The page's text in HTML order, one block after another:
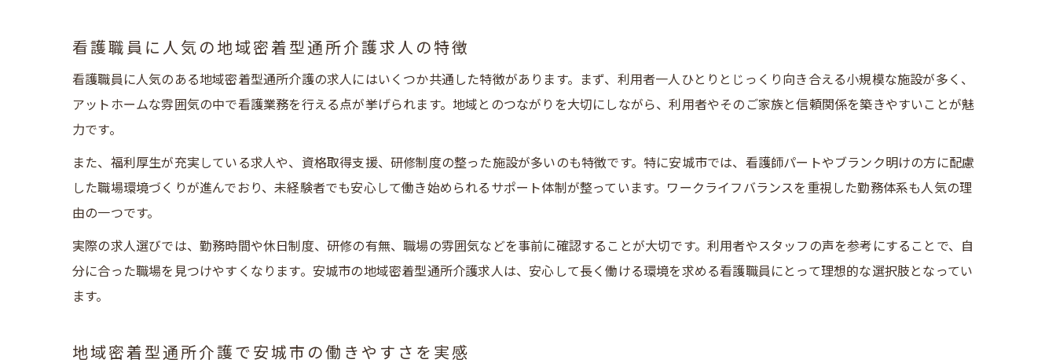
看護職員が安城市で理想の職場を見つける秘訣
地域密着型通所介護で理想の看護職員求人を探す
安城市で求人選びに失敗しない看護職員のポイント
安城市で働く看護職員の理想的な求人探しの流れ
地域に根ざす通所介護の魅力と求人動向
安城市で注目される地域密着型通所介護の魅力
看護職員が選ぶ地域密着型通所介護の最新求人情報
看護職員に人気の地域密着型通所介護求人の特徴
看護職員に人気のある地域密着型通所介護の求人にはいくつか共通した特徴があります。まず、利用者一人ひとりとじっくり向き合える小規模な施設が多く、
アットホームな雰囲気の中で看護業務を行える点が挙げられます。地域とのつながりを大切にしながら、利用者やそのご家族と信頼関係を築きやすいことが魅
力です。
また、福利厚生が充実している求人や、資格取得支援、研修制度の整った施設が多いのも特徴です。特に安城市では、看護師パートやブランク明けの方に配慮
した職場環境づくりが進んでおり、未経験者でも安心して働き始められるサポート体制が整っています。ワークライフバランスを重視した勤務体系も人気の理
由の一つです。
実際の求人選びでは、勤務時間や休日制度、研修の有無、職場の雰囲気などを事前に確認することが大切です。利用者やスタッフの声を参考にすることで、自
分に合った職場を見つけやすくなります。安城市の地域密着型通所介護求人は、安心して長く働ける環境を求める看護職員にとって理想的な選択肢となってい
ます。
地域密着型通所介護で安城市の働きやすさを実感